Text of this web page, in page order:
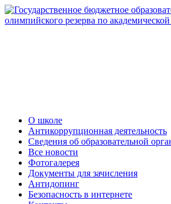
О школе
Антикоррупционная деятельность
Сведения об образовательной
Все новости
Фотогалерея
Документы для зачисления
Антидопинг
Безопасность в интернете